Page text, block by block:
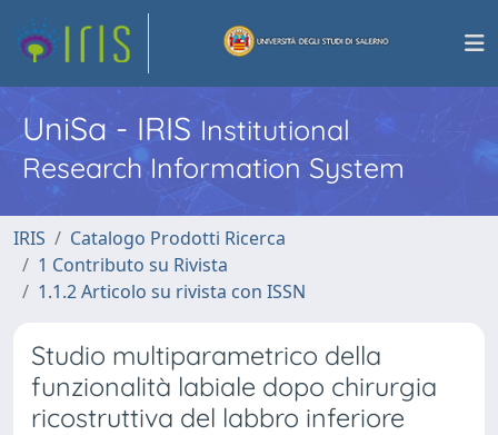
UniSa - IRISInstitutional
Research Information System
IRIS
Catalogo Prodotti Ricerca
1 Contributo su Rivista
1.1.2 Articolo su rivista con ISSN
Studio multiparametrico della
funzionalità labiale dopo chirurgia
ricostruttiva del labbro inferiore